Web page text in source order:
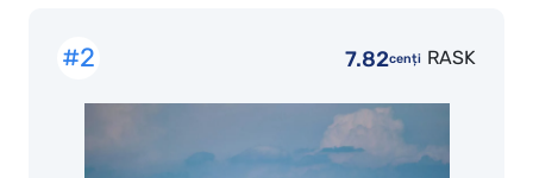
#2 7.82cenți RASK